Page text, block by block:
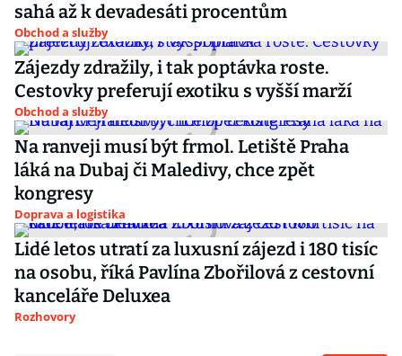
sahá až k devadesáti procentům
Obchod a služby
Zájezdy zdražily, i tak poptávka roste.
Cestovky preferují exotiku s vyšší marží
Obchod a služby
Na ranveji musí být frmol. Letiště Praha
láká na Dubaj či Maledivy, chce zpět
kongresy
Doprava a logistika
Lidé letos utratí za luxusní zájezd i 180 tisíc
na osobu, říká Pavlína Zbořilová z cestovní
kanceláře Deluxea
Rozhovory